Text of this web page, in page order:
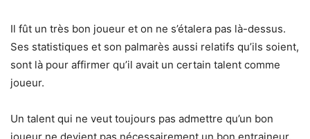
Il fût un très bon joueur et on ne s’étalera pas là-dessus.
Ses statistiques et son palmarès aussi relatifs qu’ils soient,
sont là pour affirmer qu’il avait un certain talent comme
joueur.
Un talent qui ne veut toujours pas admettre qu’un bon